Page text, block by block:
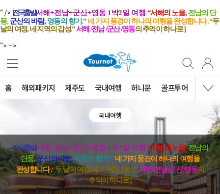
" /> 전국출발]서해+전남+군산+영동 1 박2일 여행 “서해의 노을, 전남의 단
풍, 군산의 바람, 영동의 향기.” 네 가지 풍경이 하나의 여행을 완성합니다.“두
날의 여정,네 지역의 감성.”서해 /전남/군산/영동의 추억이 하나로]
"> -->
홈 해외패키지 제주도 국내여행 허니문 골프투어 MVG
국내여행
[전국출발서해 +전남+군산+영동 1 박2일 여행 “서해의 노을, 전남의
단풍, 군산의 바람, 영동의 향기 .” 네 가지 풍경이 하나의 여행을
완성합니다.“두 날의 여정,네 지역의 감성.”서해 /전남/군산/영동의
추억이 하나로]